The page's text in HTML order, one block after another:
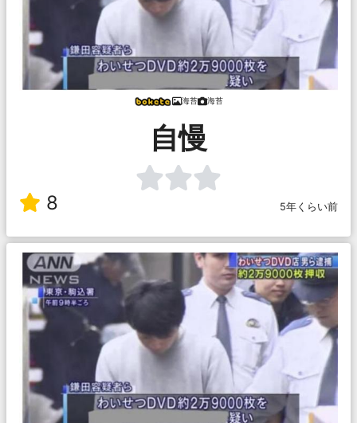
海苔 海苔
自慢
8 5年くらい前